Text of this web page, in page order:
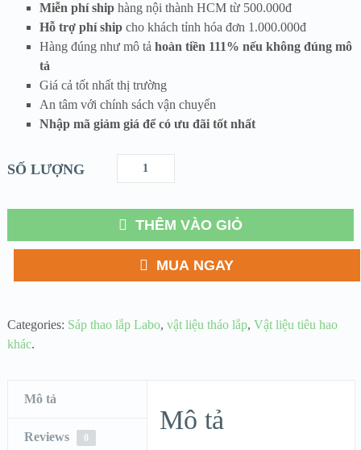
Miễn phí shiphàng nội thành HCM từ 500.000đ
Hỗ trợ phí shipcho khách tỉnh hóa đơn 1.000.000đ
Hàng đúng như mô tả hoàn tiền 111% nếu không đúng mô
tả
Giá cả tốt nhất thị trường
An tâm với chính sách vận chuyển
Nhập mã giảm giá để có ưu đãi tốt nhất
SỐ LƯỢNG
THÊM VÀO GIỎ
MUA NGAY
Categories: Sáp thao lắp Labo, vật liệu tháo lắp, Vật liệu tiêu hao
khác.
Mô tả
Reviews 0
Mô tả